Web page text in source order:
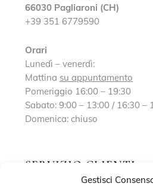
Gestisci
66030 Pagliaroni (CH)
+39 351 6779590
Orari
Lunedì – venerdì:
Mattina su appuntamento
Pomeriggio 16:00 – 19:30
Sabato: 9:00 – 13:00 / 16:30 –
Domenica: chiuso
SERVIZIO CLIENTI